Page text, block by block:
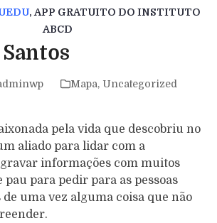
, APP GRATUITO DO INSTITUTO
ABCD
Mapa, Uncategorized
pela vida que descobriu no
aliado para lidar com a
informações com muitos
pau para pedir para as pessoas
uma vez alguma coisa que não